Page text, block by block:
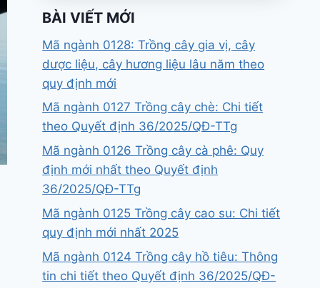
BÀI VIẾT MỚI
Mã ngành 0128: Trồng cây gia vị, cây
dược liệu, cây hương liệu lâu năm theo
quy định mới
Mã ngành 0127 Trồng cây chè: Chi tiết
theo Quyết định 36/2025/QĐ-TTg
Mã ngành 0126 Trồng cây cà phê: Quy
định mới nhất theo Quyết định
36/2025/QĐ-TTg
Mã ngành 0125 Trồng cây cao su: Chi tiết
quy định mới nhất 2025
Mã ngành 0124 Trồng cây hồ tiêu: Thông
tin chi tiết theo Quyết định 36/2025/QĐ-